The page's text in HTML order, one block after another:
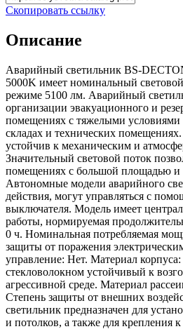
Скопировать ссылку
Описание
Аварийный светильник BS-
5000K имеет номинальный
режиме 5100 лм. Аварийный
организации эвакуационного и
помещениях с тяжелыми условиями
складах и технических
устойчив к механическим и
Значительный световой поток
помещениях с большой площадью и
Автономные модели аварийного
действия, могут управляться с
выключателя. Модель имеет
работы, нормируемая
0 ч. Номинальная потребляемая
защиты от поражения
управление: Нет. Материал
стекловолокном устойчивый к
агрессивной среде. Материал
Степень защиты от внешних
светильник предназначен для
и потолков, а также для крепления к